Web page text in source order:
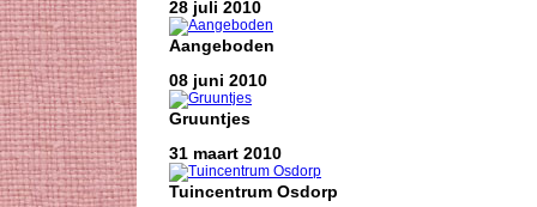
28 juli 2010
Aangeboden
08 juni 2010
Gruuntjes
31 maart 2010
Tuincentrum Osdorp